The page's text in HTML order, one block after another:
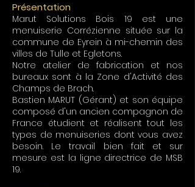
Présentation
Marut Solutions Bois 19 est une
menuiserie Corrézienne située sur la
commune de Eyrein à mi-chemin des
villes de Tulle et Egletons.
Notre atelier de fabrication et nos
bureaux sont à la Zone d'Activité des
Champs de Brach.
Bastien MARUT (Gérant) et son équipe
composé d'un ancien compagnon de
France étudient et réalisent tout les
types de menuiseries dont vous avez
besoin. Le travail bien fait et sur
mesure est la ligne directrice de MSB
19.